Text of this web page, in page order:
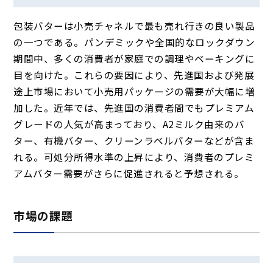
包装バターは小売チャネルで最も売れ行きの良い製品
の一つである。パンデミックや全国的なロックダウン
期間中、多くの消費者が家庭での調理やベーキングに
目を向けた。これらの要因により、先進国および発展
途上市場において小売用パッケージの需要が大幅に増
加した。近年では、先進国の消費者間でもプレミアム
グレードの人気が高まっており、A2ミルク由来のバ
ター、有機バター、クリーンラベルバターなどが含ま
れる。可処分所得水準の上昇により、消費者のプレミ
アムバター需要がさらに促進されると予想される。
市場の課題